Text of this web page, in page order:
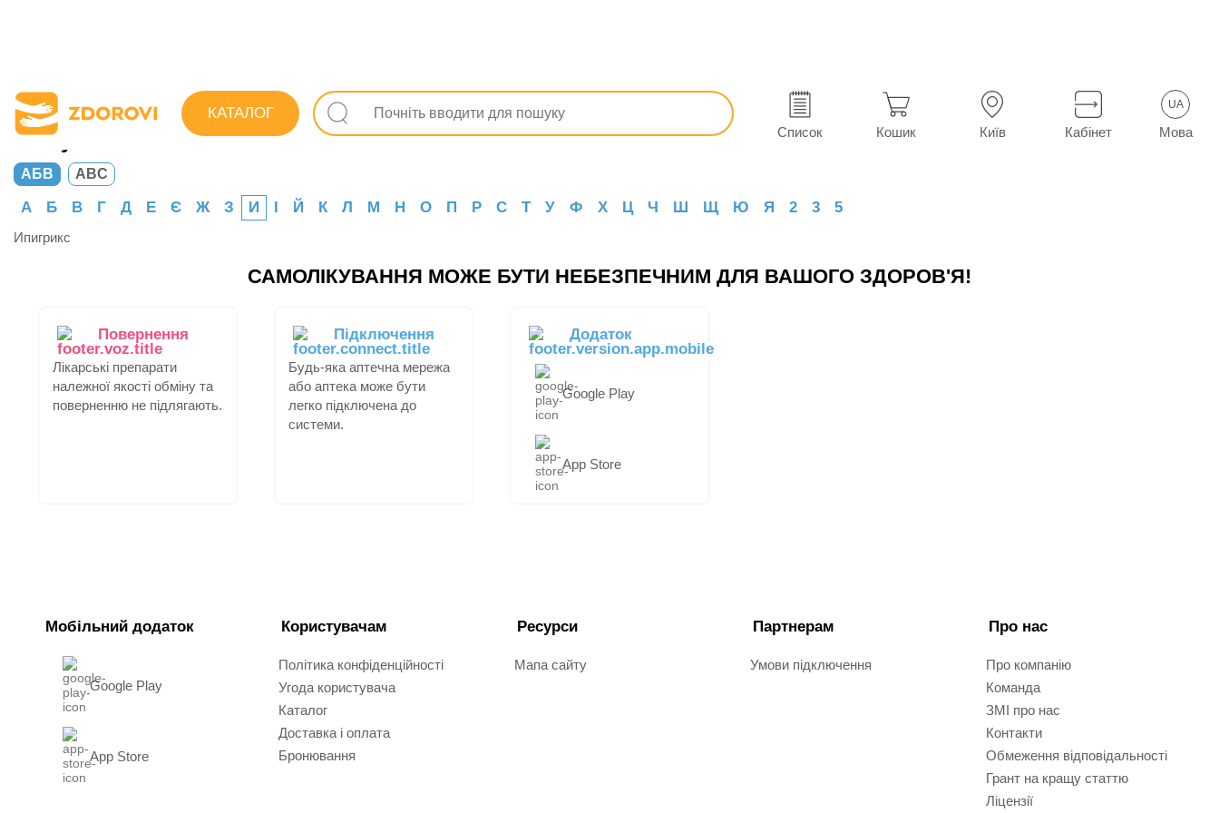
КАТАЛОГ
Список Кошик Київ Кабінет
UA
Мова
Пошук ліків Пошук ліків за назвою
Пошук ліків за назвою- «И»
АБВ ABC
А Б В Г Д Е Є Ж З И І Й К Л М Н О П Р С Т У Ф Х Ц Ч Ш Щ Ю Я 2 3 5
Ипигрикс
САМОЛІКУВАННЯ МОЖЕ БУТИ НЕБЕЗПЕЧНИМ ДЛЯ ВАШОГО ЗДОРОВ'Я!
Повернення
Лікарські препарати
належної якості обміну та
поверненню не підлягають.
Підключення
Будь-яка аптечна мережа
або аптека може бути
легко підключена до
системи.
Додаток
Google Play
App Store
Мобільний додаток
Google Play
App Store
Користувачам
Політика конфіденційності
Угода користувача
Каталог
Доставка і оплата
Бронювання
Ресурси
Мапа сайту
Партнерам
Умови підключення
Про нас
Про компанію
Команда
ЗМІ про нас
Контакти
Обмеження відповідальності
Грант на кращу статтю
Ліцензії